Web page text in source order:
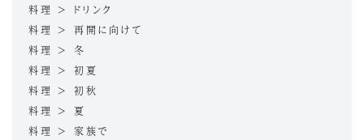
料理 > ドリンク
料理 > 再開に向けて
料理 > 冬
料理 > 初夏
料理 > 初秋
料理 > 夏
料理 > 家族で